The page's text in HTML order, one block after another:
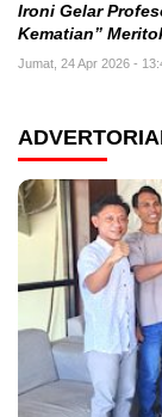
Ironi Gelar
Kematian”
Jumat, 24 Apr 2026 -